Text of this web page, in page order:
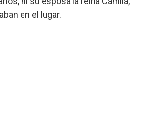
en el lugar.